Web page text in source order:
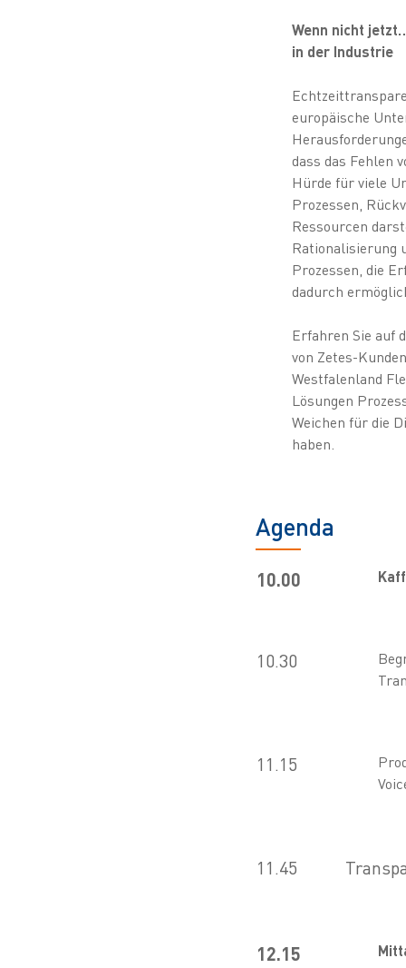
Wenn nicht
in der Industrie
europäische
dass das Fehlen
Hürde für viele
Prozessen,
Ressourcen
Rationalisierung
Prozessen, die
dadurch
Erfahren Sie auf
von Zetes-
Westfalenland
Lösungen
Weichen für die
haben.
Agenda
10.00
10.30
11.15
11.45
12.15